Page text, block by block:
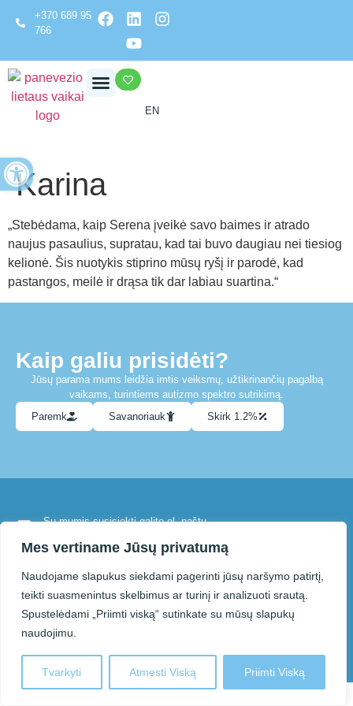
Open toolbar
Mes vertiname Jūsų privatumą
Naudojame slapukus siekdami pagerinti jūsų naršymo patirtį,
teikti suasmenintus skelbimus ar turinį ir analizuoti srautą.
Spustelėdami „Priimti viską“ sutinkate su mūsų slapukų
naudojimu.
Tvarkyti Atmesti Viską Priimti Viską
+370 689 95
766
EN
Karina
„Stebėdama, kaip Serena įveikė savo baimes ir atrado
naujus pasaulius, supratau, kad tai buvo daugiau nei tiesiog
kelionė. Šis nuotykis stiprino mūsų ryšį ir parodė, kad
pastangos, meilė ir drąsa tik dar labiau suartina.“
Kaip galiu prisidėti?
Jūsų parama mums leidžia imtis veiksmų, užtikrinančių pagalbą
vaikams, turintiems autizmo spektro sutrikimą.
Paremk
Savanoriauk Skirk 1.2%
Su mumis susisiekti galite el. paštu
© 2025 Panevėžio autizmo
Kopijuojant ar kitaip atkuriant šiame
puslapyje pateiktą informaciją
Sprendimas: